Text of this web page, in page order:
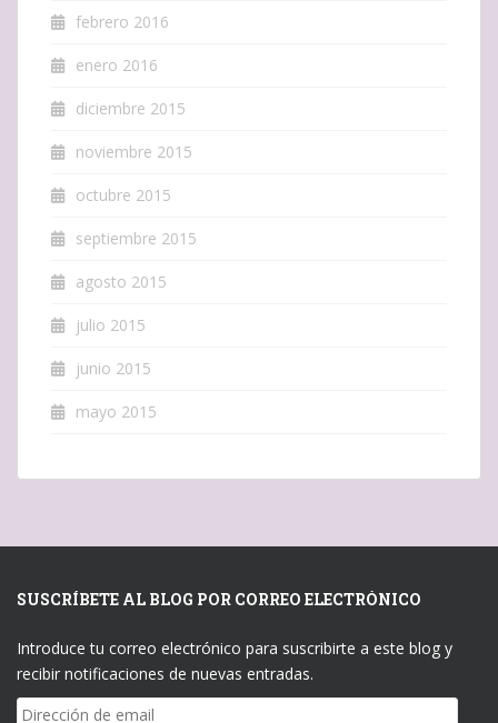
febrero 2016
enero 2016
diciembre 2015
noviembre 2015
octubre 2015
septiembre 2015
agosto 2015
julio 2015
junio 2015
mayo 2015
SUSCRÍBETE AL BLOG POR CORREO ELECTRÓNICO
Introduce tu correo electrónico para suscribirte a este blog y
recibir notificaciones de nuevas entradas.
Dirección